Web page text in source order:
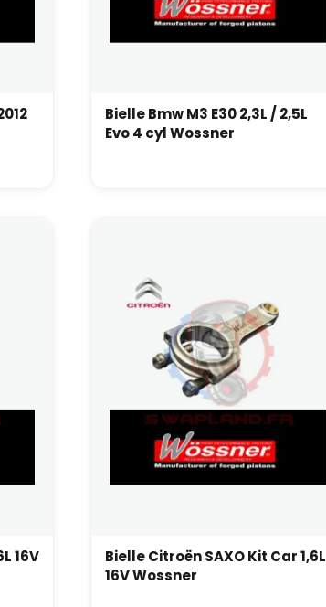
Bielle Bmw M3 E30 2,3L / 2,5L
Evo 4 cyl Wossner
16V
Bielle Citroën SAXO Kit Car 1,6L
16V Wossner